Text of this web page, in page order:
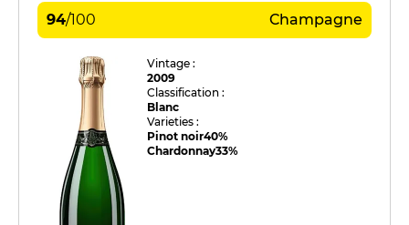
94/100 Champagne
Vintage :
2009
Classification :
Blanc
Varieties :
Pinot noir40%
Chardonnay33%